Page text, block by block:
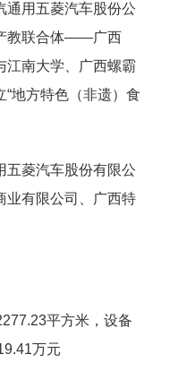
通用五菱汽车股份公
教联合体——广西
江南大学、广西螺霸
地方特色（非遗）食
五菱汽车股份有限公
业有限公司、广西特
平方米，设备
万元